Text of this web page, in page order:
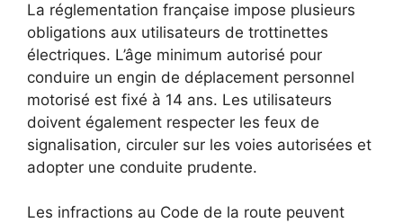
La réglementation française impose plusieurs
obligations aux utilisateurs de trottinettes
électriques. L’âge minimum autorisé pour
conduire un engin de déplacement personnel
motorisé est fixé à 14 ans. Les utilisateurs
doivent également respecter les feux de
signalisation, circuler sur les voies autorisées et
adopter une conduite prudente.
Les infractions au Code de la route peuvent